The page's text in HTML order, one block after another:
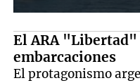
El ARA
embarcaciones
El protagonismo